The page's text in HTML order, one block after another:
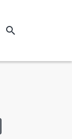
Suchen
search